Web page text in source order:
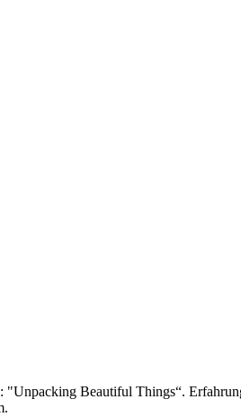
Beautiful Things“.